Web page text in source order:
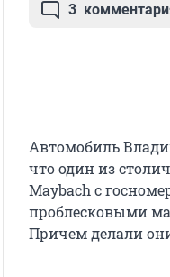
3
Автомобиль
что один из
Maybach с
проблесковыми
Причем делали